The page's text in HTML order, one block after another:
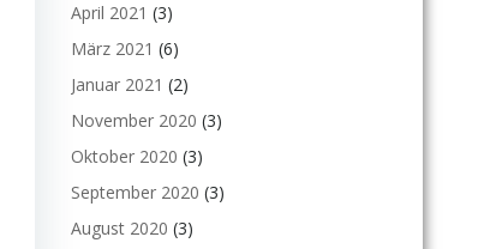
April 2021 (3)
März 2021 (6)
Januar 2021 (2)
November 2020 (3)
Oktober 2020 (3)
September 2020 (3)
August 2020 (3)